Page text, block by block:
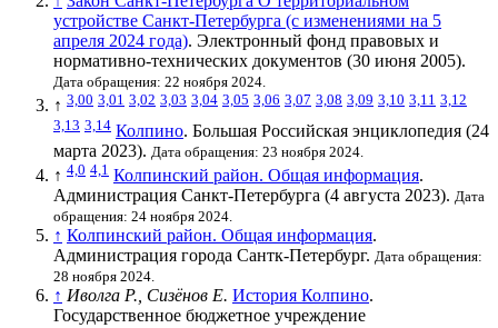
устройстве Санкт-Петербурга (с изменениями на 5
апреля 2024 года). Электронный фонд правовых и
нормативно-технических документов (30 июня 2005).
Дата обращения: 22 ноября 2024.
↑ 3,00 3,01 3,02 3,03 3,04 3,05 3,06 3,07 3,08 3,09 3,10 3,11 3,12
3,13 3,14 Колпино. Большая Российская энциклопедия (24
марта 2023). Дата обращения: 23 ноября 2024.
↑ 4,0 4,1 Колпинский район. Общая информация.
Администрация Санкт-Петербурга (4 августа 2023). Дата
обращения: 24 ноября 2024.
↑ Колпинский район. Общая информация.
Администрация города Сантк-Петербург. Дата обращения:
28 ноября 2024.
↑ Иволга Р., Сизёнов Е. История Колпино.
Государственное бюджетное учреждение